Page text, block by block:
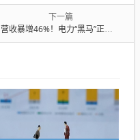
下一篇
营收暴增46%！电力“黑马”正泰电器，站上储能新风口